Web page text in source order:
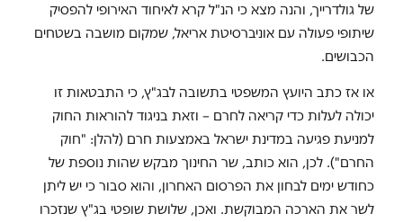
של גולדרייך, והנה מצא כי הנ"ל קרא לאיחוד האירופי להפסיק
שיתופי פעולה עם אוניברסיטת אריאל, שמקום מושבה בשטחים
הכבושים.
או אז כתב היועץ המשפטי בתשובה לבג"ץ, כי התבטאות זו
יכולה לעלות כדי קריאה לחרם – וזאת בניגוד להוראות החוק
למניעת פגיעה במדינת ישראל באמצעות חרם (להלן: "חוק
החרם"). לכן, הוא כותב, שר החינוך מבקש שהות נוספת של
כחודש ימים לבחון את הפרסום האחרון, והוא סבור כי יש ליתן
לשר את הארכה המבוקשת. ואכן, שלושת שופטי בג"ץ שנזכרו